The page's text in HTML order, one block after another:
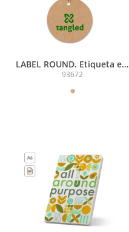
LABEL ROUND. Etiqueta em
papel 100% reciclado (700
93672